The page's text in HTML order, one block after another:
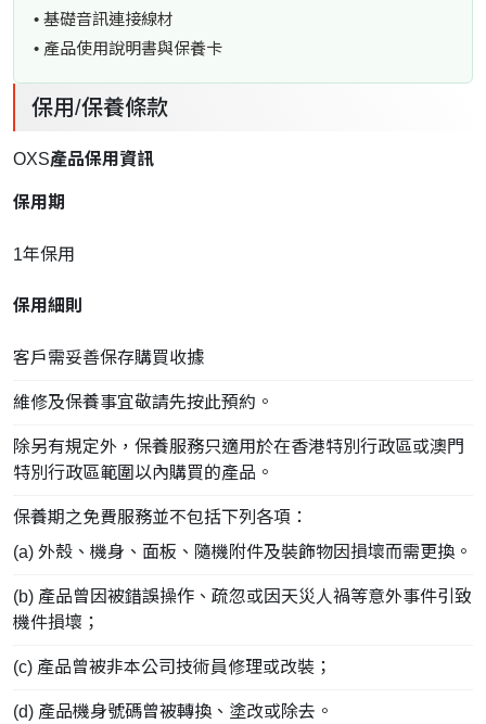
• 基礎音訊連接線材
• 產品使用說明書與保養卡
保用/保養條款
OXS產品保用資訊
保用期
1年保用
保用細則
客戶需妥善保存購買收據
維修及保養事宜敬請先按此預約。
除另有規定外，保養服務只適用於在香港特別行政區或澳門
特別行政區範圍以內購買的產品。
保養期之免費服務並不包括下列各項：
(a) 外殼、機身、面板、隨機附件及裝飾物因損壞而需更換。
(b) 產品曾因被錯誤操作、疏忽或因天災人禍等意外事件引致
機件損壞；
(c) 產品曾被非本公司技術員修理或改裝；
(d) 產品機身號碼曾被轉換、塗改或除去。